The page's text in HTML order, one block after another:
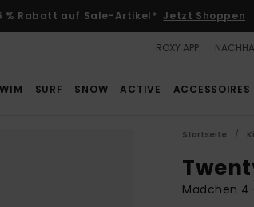
% Rabatt auf Sale-Artikel* Jetzt Shoppen
ROXY APP
SURF SNOW ACTIVE ACCESSOIRES
Startseite
Mädchen